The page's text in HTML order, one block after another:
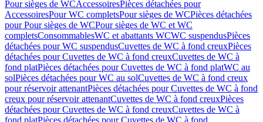
Pour sièges de WCAccessoiresPièces détachées pour
AccessoiresPour WC completsPour sièges de WCPièces détachées
pour Pour sièges de WCPour sièges de WC et WC
completsConsommablesWC et abattants WCWC suspendusPièces
détachées pour WC suspendusCuvettes de WC à fond creuxPièces
détachées pour Cuvettes de WC à fond creuxCuvettes de WC à
fond platPièces détachées pour Cuvettes de WC à fond platWC au
solPièces détachées pour WC au solCuvettes de WC à fond creux
pour réservoir attenantPièces détachées pour Cuvettes de WC à fond
creux pour réservoir attenantCuvettes de WC à fond creuxPièces
détachées pour Cuvettes de WC à fond creuxCuvettes de WC à
fond platPièces détachées pour Cuvettes de WC à fond